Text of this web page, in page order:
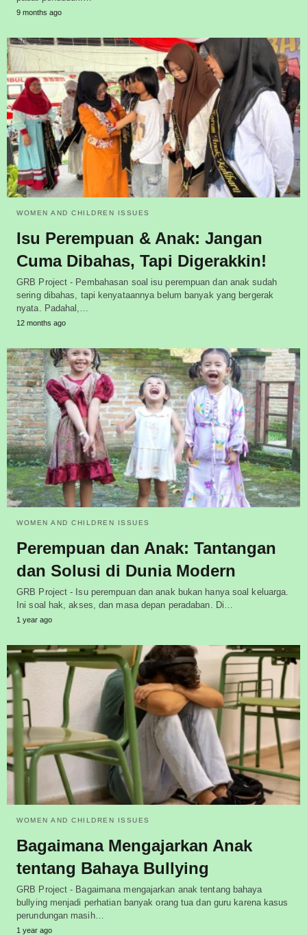
9 months ago
WOMEN AND CHILDREN ISSUES
Isu Perempuan & Anak: Jangan
Cuma Dibahas, Tapi Digerakkin!
GRB Project - Pembahasan soal isu perempuan dan anak sudah
sering dibahas, tapi kenyataannya belum banyak yang bergerak
nyata. Padahal,…
12 months ago
WOMEN AND CHILDREN ISSUES
Perempuan dan Anak: Tantangan
dan Solusi di Dunia Modern
GRB Project - Isu perempuan dan anak bukan hanya soal keluarga.
Ini soal hak, akses, dan masa depan peradaban. Di…
1 year ago
WOMEN AND CHILDREN ISSUES
Bagaimana Mengajarkan Anak
tentang Bahaya Bullying
GRB Project - Bagaimana mengajarkan anak tentang bahaya
bullying menjadi perhatian banyak orang tua dan guru karena kasus
perundungan masih…
1 year ago